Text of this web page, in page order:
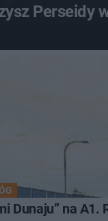
Perseidy
Dunaju” na A1.